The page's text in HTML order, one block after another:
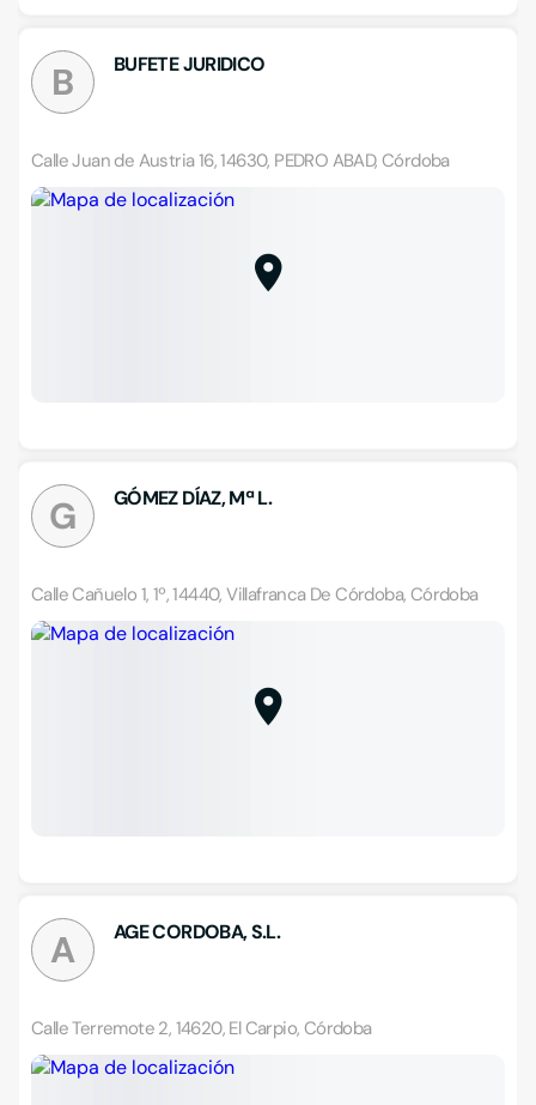
B BUFETE JURIDICO
Calle Juan de Austria 16, 14630, PEDRO ABAD, Córdoba
G GÓMEZ DÍAZ, Mª L.
Calle Cañuelo 1, 1º, 14440, Villafranca De Córdoba, Córdoba
A AGE CORDOBA, S.L.
Calle Terremote 2, 14620, El Carpio, Córdoba